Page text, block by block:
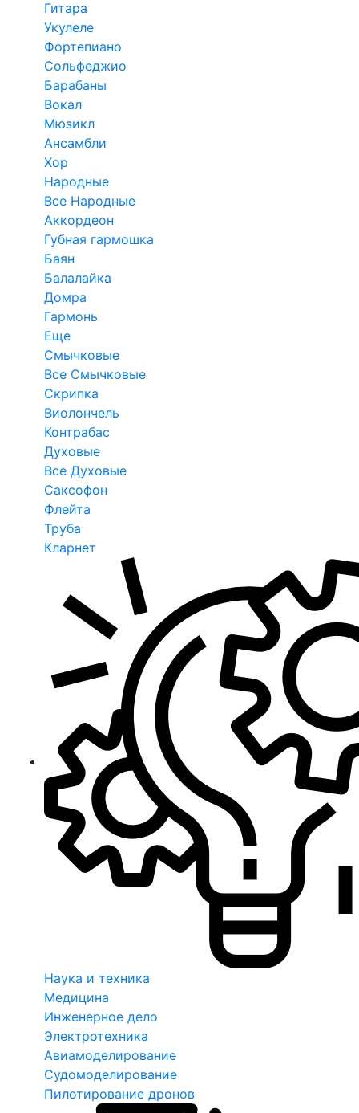
Гитара
Укулеле
Фортепиано
Сольфеджио
Барабаны
Вокал
Мюзикл
Ансамбли
Хор
Народные
Все Народные
Аккордеон
Губная гармошка
Баян
Балалайка
Домра
Гармонь
Еще
Смычковые
Все Смычковые
Скрипка
Виолончель
Контрабас
Духовые
Все Духовые
Саксофон
Флейта
Труба
Кларнет
Наука и техника
Медицина
Инженерное дело
Электротехника
Авиамоделирование
Судомоделирование
Пилотирование дронов